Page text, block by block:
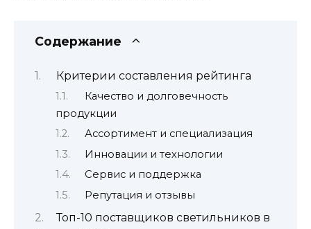
Содержание
Критерии составления рейтинга
Качество и долговечность
продукции
Ассортимент и специализация
Инновации и технологии
Сервис и поддержка
Репутация и отзывы
Топ-10 поставщиков светильников в